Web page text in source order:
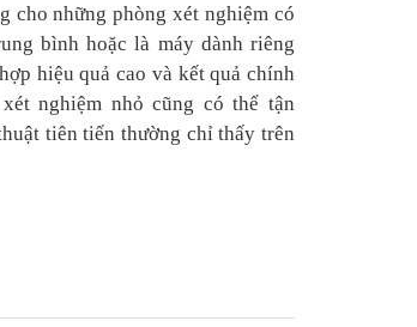
cho những phòng xét nghiệm có
bình hoặc là máy dành riêng
hiệu quả cao và kết quả chính
nghiệm nhỏ cũng có thể tận
tiên tiến thường chỉ thấy trên